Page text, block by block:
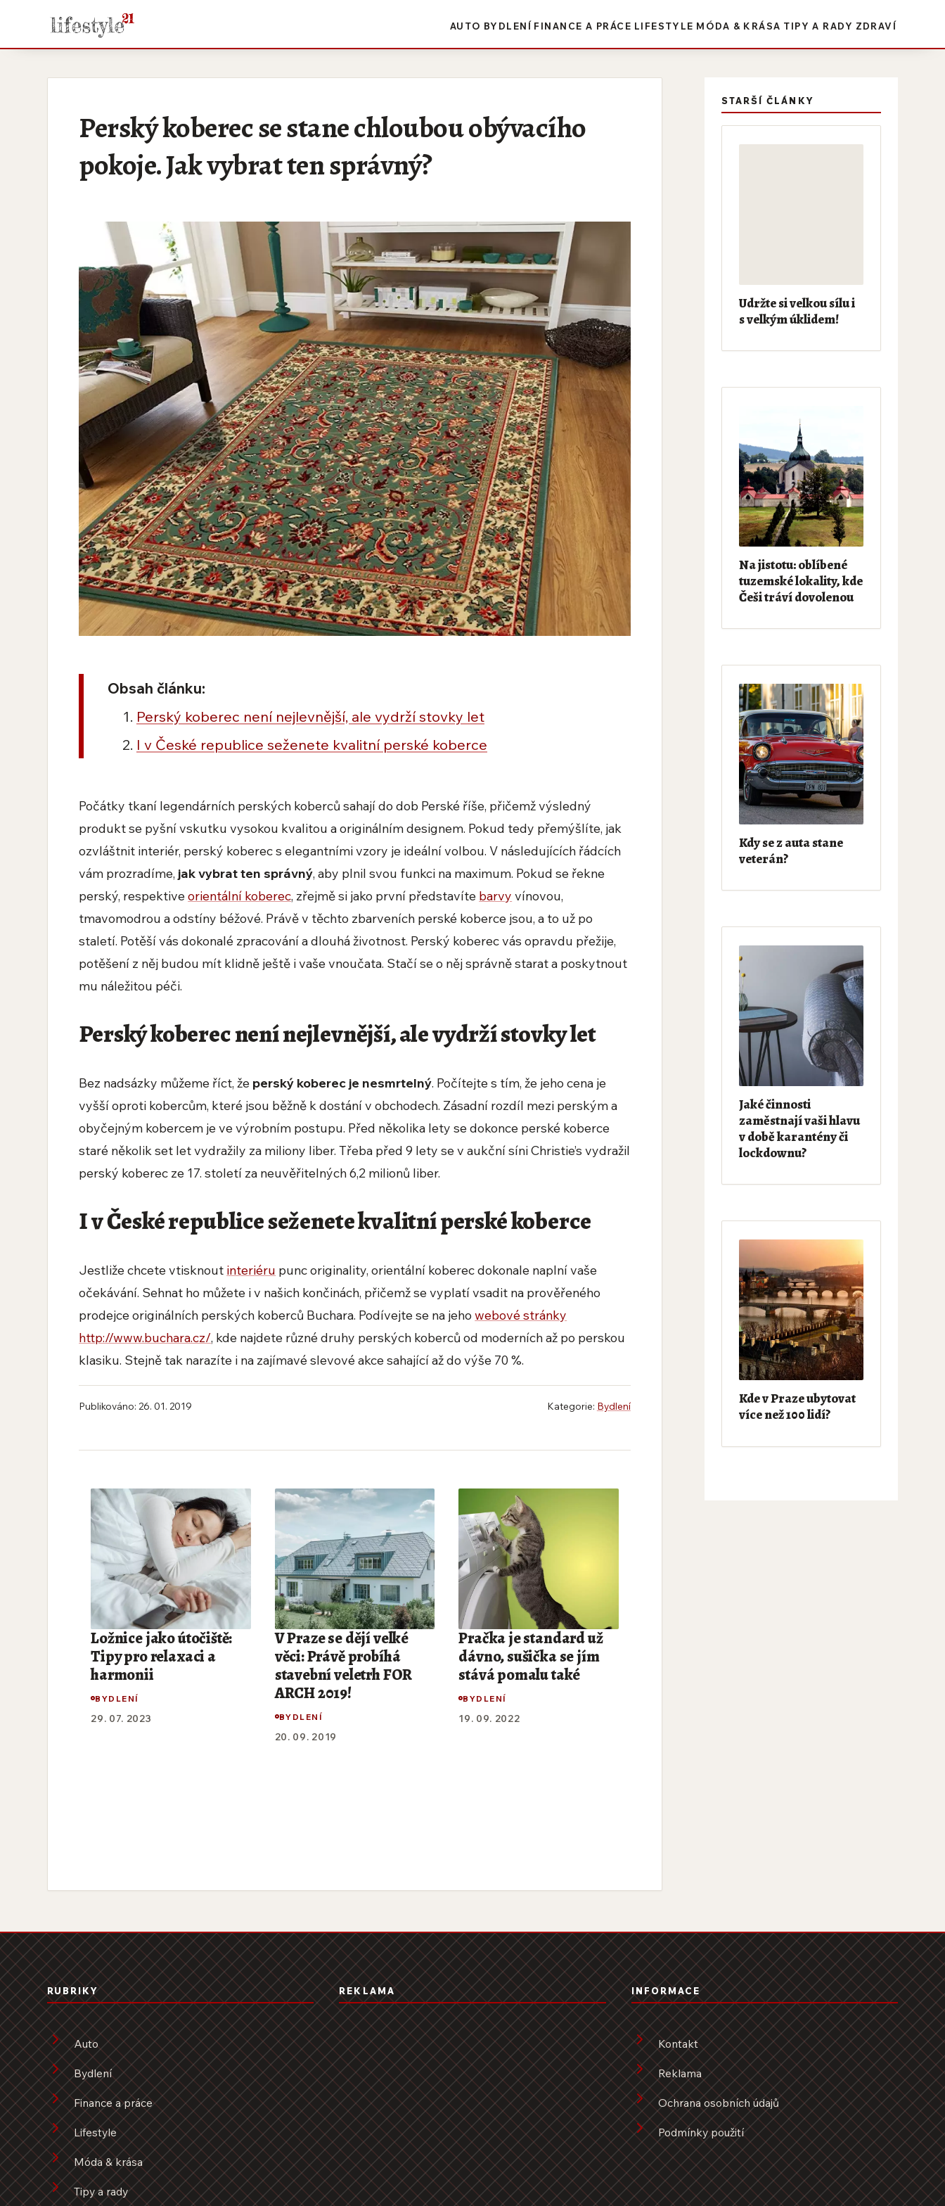
AUTO BYDLENÍ FINANCE A PRÁCE LIFESTYLE MÓDA & KRÁSA TIPY A RADY ZDRAVÍ
Perský koberec se stane chloubou obývacího
pokoje. Jak vybrat ten správný?
Obsah článku:
Perský koberec není nejlevnější, ale vydrží stovky let
I v České republice seženete kvalitní perské koberce
Počátky tkaní legendárních perských koberců sahají do dob Perské říše, přičemž výsledný
produkt se pyšní vskutku vysokou kvalitou a originálním designem. Pokud tedy přemýšlíte, jak
ozvláštnit interiér, perský koberec s elegantními vzory je ideální volbou. V následujících řádcích
vám prozradíme, jak vybrat ten správný, aby plnil svou funkci na maximum. Pokud se řekne
perský, respektiveorientální koberec, zřejmě si jako první představíte barvy vínovou,
tmavomodrou a odstíny béžové. Právě v těchto zbarveních perské koberce jsou, a to už po
staletí. Potěší vás dokonalé zpracování a dlouhá životnost. Perský koberec vás opravdu přežije,
potěšení z něj budou mít klidně ještě i vaše vnoučata. Stačí se o něj správně starat a poskytnout
mu náležitou péči.
Perský koberec není nejlevnější, ale vydrží stovky let
Bez nadsázky můžeme říct, že perský koberec je nesmrtelný. Počítejte s tím, že jeho cena je
vyšší oproti kobercům, které jsou běžně k dostání v obchodech. Zásadní rozdíl mezi perským a
obyčejným kobercem je ve výrobním postupu. Před několika lety se dokonce perské koberce
staré několik set let vydražily za miliony liber. Třeba před 9 lety se v aukční síni Christie’s vydražil
perský koberec ze 17. století za neuvěřitelných 6,2 milionů liber.
I v České republice seženete kvalitní perské koberce
Jestliže chcete vtisknout interiéru punc originality, orientální koberec dokonale naplní vaše
očekávání. Sehnat ho můžete i v našich končinách, přičemž se vyplatí vsadit na prověřeného
prodejce originálních perských koberců Buchara. Podívejte se na jehowebové stránky
http://www.buchara.cz/, kde najdete různé druhy perských koberců od moderních až po perskou
klasiku. Stejně tak narazíte i na zajímavé slevové akce sahající až do výše 70 %.
Publikováno: 26. 01. 2019 Kategorie: Bydlení
Ložnice jako útočiště:
Tipy pro relaxaci a
harmonii
BYDLENÍ
29. 07. 2023
V Praze se dějí velké
věci: Právě probíhá
stavební veletrh FOR
ARCH 2019!
BYDLENÍ
20. 09. 2019
Pračka je standard už
dávno, sušička se jím
stává pomalu také
BYDLENÍ
19. 09. 2022
STARŠÍ ČLÁNKY
Udržte si velkou sílu i
s velkým úklidem!
Na jistotu: oblíbené
tuzemské lokality, kde
Češi tráví dovolenou
Kdy se z auta stane
veterán?
Jaké činnosti
zaměstnají vaši hlavu
v době karantény či
lockdownu?
Kde v Praze ubytovat
více než 100 lidí?
RUBRIKY
Auto
Bydlení
Finance a práce
Lifestyle
Móda & krása
Tipy a rady
REKLAMA INFORMACE
Kontakt
Reklama
Ochrana osobních údajů
Podmínky použití